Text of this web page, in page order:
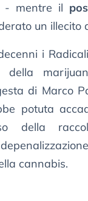
- mentre il
un illecito
i
della
di Marco
potuta
della
cannabis.